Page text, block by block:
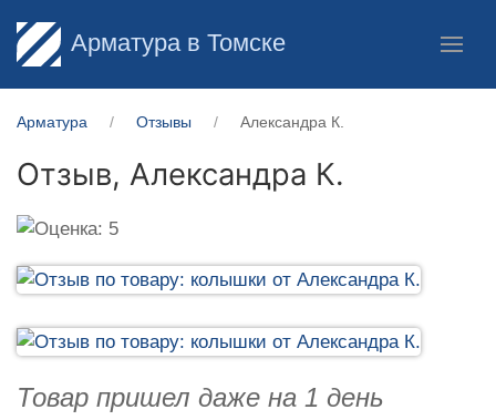
Арматура в Томске
Арматура Отзывы Александра К.
Отзыв, Александра К.
Товар пришел даже на 1 день